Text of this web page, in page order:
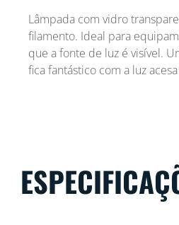
Lâmpada com vidro
filamento. Ideal para
que a fonte de luz é visível.
fica fantástico com a luz